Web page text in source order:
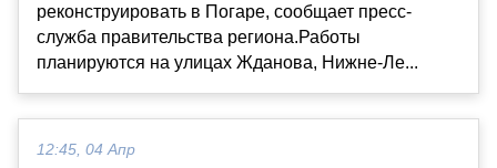
реконструировать в Погаре, сообщает пресс-
служба правительства региона.Работы
планируются на улицах Жданова, Нижне-Ле...
12:45, 04 Апр